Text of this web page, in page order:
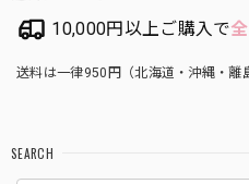
10,000円以上ご購入で
送料は一律950円（北海道・沖縄・離
SEARCH